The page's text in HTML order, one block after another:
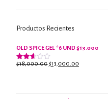
Productos Recientes
OLD SPICE GEL *6 UND $13.000
Valorado
$18,000.00 El
$13,000.00